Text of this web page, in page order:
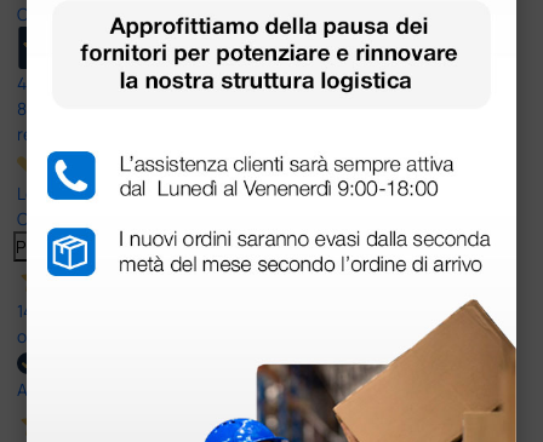
Ottimo
4,6
8.330
recensioni
Le nostre recensioni a 4 e 5 stelle.
Clicca qui per leggerle tutte >
Precedente
Successivo
14 Luglio 2026
ottima
Acquirente verificato